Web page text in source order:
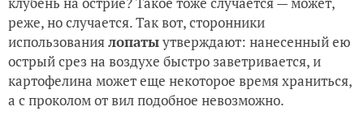
реже, но случается. Так вот, сторонники
использованиялопатыутверждают: нанесенный ею
острый срез на воздухе быстро заветривается, и
картофелина может еще некоторое время храниться,
а с проколом от вил подобное невозможно.